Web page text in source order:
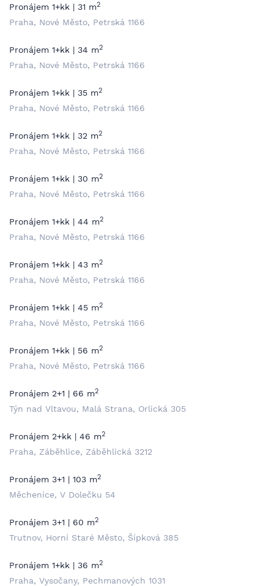
Pronájem 1+kk | 31 m2
Praha, Nové Město, Petrská 1166
Pronájem 1+kk | 34 m2
Praha, Nové Město, Petrská 1166
Pronájem 1+kk | 35 m2
Praha, Nové Město, Petrská 1166
Pronájem 1+kk | 32 m2
Praha, Nové Město, Petrská 1166
Pronájem 1+kk | 30 m2
Praha, Nové Město, Petrská 1166
Pronájem 1+kk | 44 m2
Praha, Nové Město, Petrská 1166
Pronájem 1+kk | 43 m2
Praha, Nové Město, Petrská 1166
Pronájem 1+kk | 45 m2
Praha, Nové Město, Petrská 1166
Pronájem 1+kk | 56 m2
Praha, Nové Město, Petrská 1166
Pronájem 2+1 | 66 m2
Týn nad Vltavou, Malá Strana, Orlická 305
Pronájem 2+kk | 46 m2
Praha, Záběhlice, Záběhlická 3212
Pronájem 3+1 | 103 m2
Měchenice, V Dolečku 54
Pronájem 3+1 | 60 m2
Trutnov, Horní Staré Město, Šípková 385
Pronájem 1+kk | 36 m2
Praha, Vysočany, Pechmanových 1031